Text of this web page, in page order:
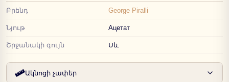
Բրենդ George Piralli
Նյութ Ацетат
Շրջանակի գույն Սև
Ակնոցի չափեր